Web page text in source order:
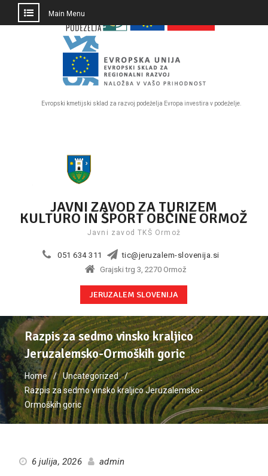
PRESKOČI
Evropski kmetijski sklad za razvoj podeželja Evropa investira v podeželje.
Main Menu
JAVNI ZAVOD ZA TURIZEM
KULTURO IN ŠPORT OBČINE ORMOŽ
Javni zavod TKŠ Ormož
051 634 311
tic@jeruzalem-slovenija.si
Grajski trg 3, 2270 Ormož
JERUZALEM SLOVENIJA
Razpis za sedmo vinsko kraljico
Jeruzalemsko-Ormoških goric
Home
Uncategorized
Razpis za sedmo vinsko kraljico Jeruzalemsko-
Ormoških goric
6 julija, 2026 admin